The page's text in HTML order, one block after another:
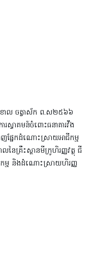
ាល ចត្វាស័ក ព.ស២៥៦៦
ស្វាគមន៍ចំពោះធនាគារវីង
ផ្នែកដំណោះស្រាយអាជីកម្ម
នៃគ្រឹះស្ថានមីក្រូហិរញ្ញវត្ថុ ជី
កម្ម និងដំណោះស្រាយហិរញ្ញ